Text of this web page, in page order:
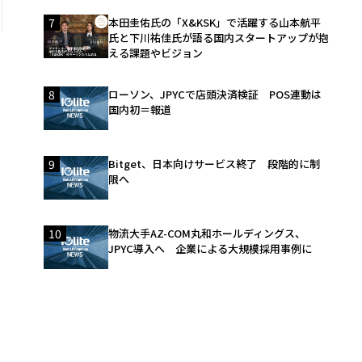
7
本田圭佑氏の「X&KSK」で活躍する山本航平
氏と下川祐佳氏が語る国内スタートアップが抱
える課題やビジョン
8
ローソン、JPYCで店頭決済検証 POS連動は
国内初＝報道
9
Bitget、日本向けサービス終了 段階的に制
限へ
10
物流大手AZ-COM丸和ホールディングス、
JPYC導入へ 企業による大規模採用事例に